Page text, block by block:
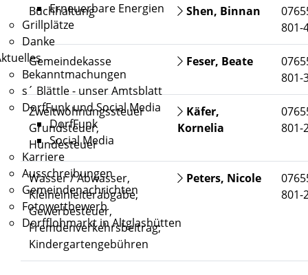
Erneuerbare Energien
Grillplätze
Danke
Bekanntmachungen
s´ Blättle - unser Amtsblatt
DorfFunk und Social Media
DorfFunk
Social Media
Karriere
Ausschreibungen
Gemeindenachrichten
Fotowettbewerb
Dorfflohmarkt in Altglashütten
Buchhaltung Shen, Binnan
801-
Gemeindekasse Feser, Beate
801-
Zweitwohnungssteuer
Grundsteuer,
Hundesteuer
Käfer,
Kornelia
801-
Wasser / Abwasser,
Kleineinleiterabgabe,
Gewerbesteuer,
Fremdenverkehrsbeitrag;
Kindergartengebühren
Peters, Nicole
801-